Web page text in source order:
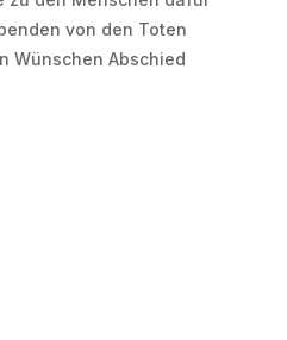
von den Toten
Wün­schen Abschied